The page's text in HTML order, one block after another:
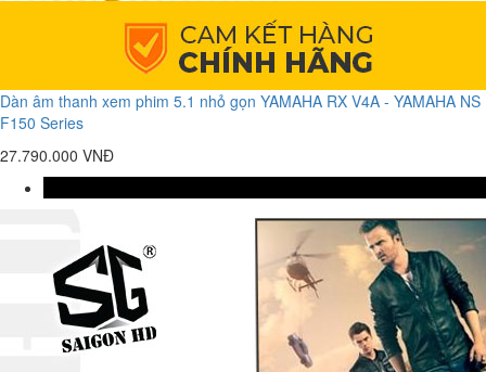
Dàn âm thanh xem phim 5.1 nhỏ gọn YAMAHA RX V4A - YAMAHA NS
F150 Series
27.790.000 VNĐ